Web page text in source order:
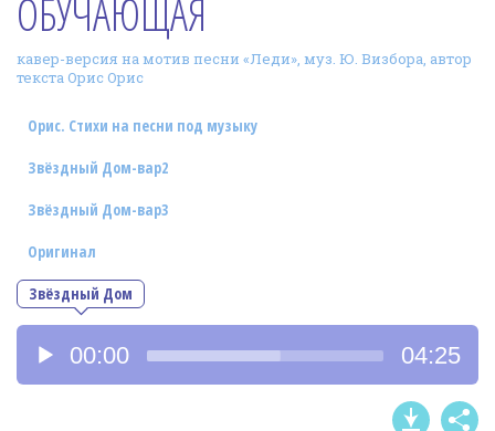
Фотогалерея
In English
Видео
Ииссиидиология
Номера песен
ОБУЧАЮЩАЯ
кавер-версия на мотив песни «Леди», муз. Ю. Визбора, автор
текста Орис Орис
Звёздный Дом
Орис. Стихи на песни под музыку
Звёздный Дом-вар2
Звёздный Дом-вар3
Оригинал
Аудиоплеер
00:00 04:25